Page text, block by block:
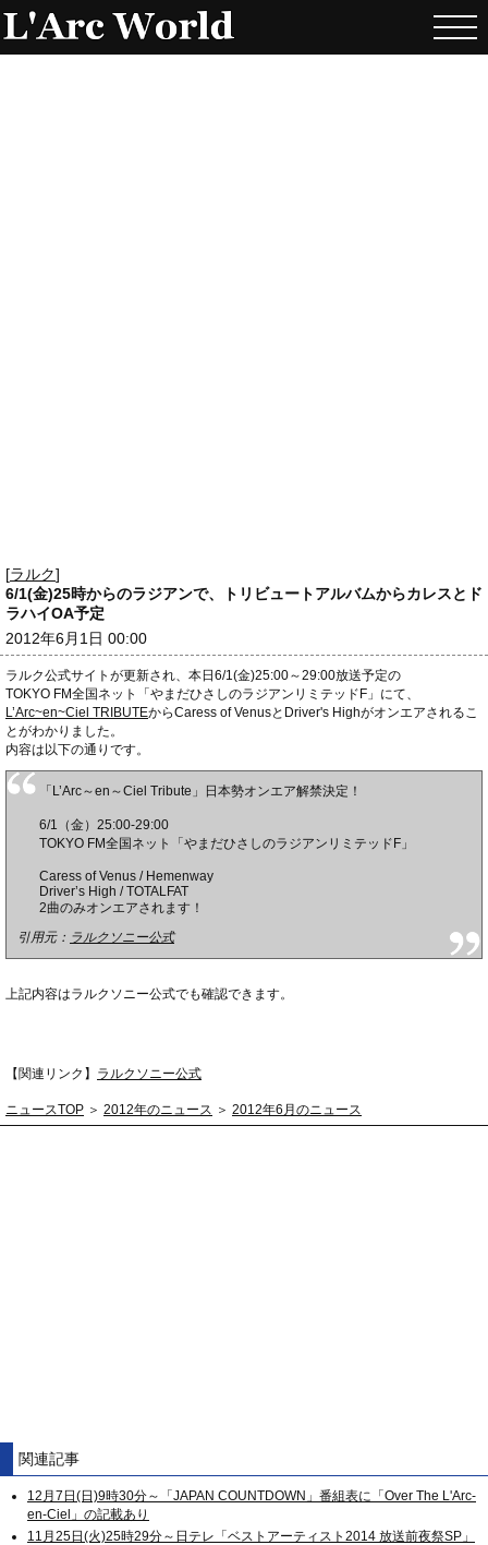
[ラルク]
6/1(金)25時からのラジアンで、トリビュートアルバムからカレスとド
ラハイOA予定
2012年6月1日 00:00
ラルク公式サイトが更新され、本日6/1(金)25:00～29:00放送予定の
TOKYO FM全国ネット「やまだひさしのラジアンリミテッドF」にて、
L’Arc~en~Ciel TRIBUTEからCaress of VenusとDriver's Highがオンエアされるこ
とがわかりました。
内容は以下の通りです。
「L’Arc～en～Ciel Tribute」日本勢オンエア解禁決定！
6/1（金）25:00-29:00
TOKYO FM全国ネット「やまだひさしのラジアンリミテッドF」
Caress of Venus / Hemenway
Driver’s High / TOTALFAT
2曲のみオンエアされます！
引用元： ラルクソニー公式
上記内容はラルクソニー公式でも確認できます。
【関連リンク】 ラルクソニー公式
ニュースTOP ＞ 2012年のニュース ＞ 2012年6月のニュース
関連記事
12月7日(日)9時30分～「JAPAN COUNTDOWN」番組表に「Over The L'Arc-
en-Ciel」の記載あり
11月25日(火)25時29分～日テレ「ベストアーティスト2014 放送前夜祭SP」